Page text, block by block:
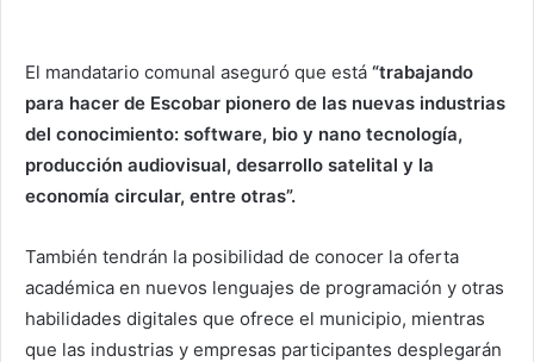
El mandatario comunal aseguró que está “trabajando
para hacer de Escobar pionero de las nuevas industrias
del conocimiento: software, bio y nano tecnología,
producción audiovisual, desarrollo satelital y la
economía circular, entre otras”.
También tendrán la posibilidad de conocer la oferta
académica en nuevos lenguajes de programación y otras
habilidades digitales que ofrece el municipio, mientras
que las industrias y empresas participantes desplegarán